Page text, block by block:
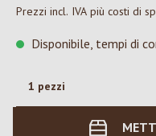
Prezzi incl. IVA più costi di
Disponibile, tempi di